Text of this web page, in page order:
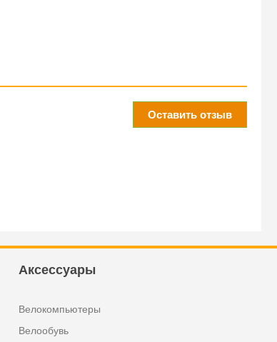
Оставить отзыв
Аксессуары
Велокомпьютеры
Велообувь